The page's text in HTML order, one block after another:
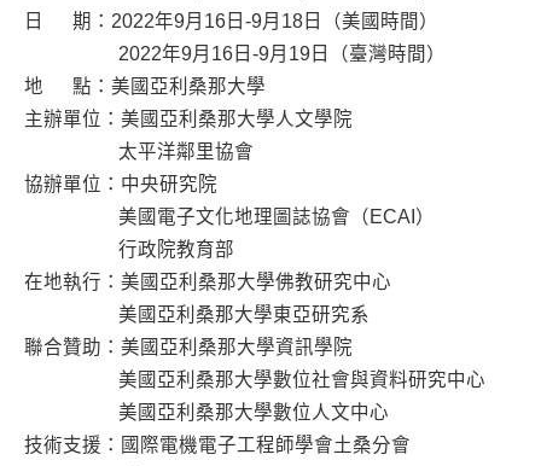
日 期：2022年9月16日-9月18日（美國時間）
2022年9月16日-9月19日（臺灣時間）
地 點：美國亞利桑那大學
主辦單位：美國亞利桑那大學人文學院
太平洋鄰里協會
協辦單位：中央研究院
美國電子文化地理圖誌協會（ECAI）
行政院教育部
在地執行：美國亞利桑那大學佛教研究中心
美國亞利桑那大學東亞研究系
聯合贊助：美國亞利桑那大學資訊學院
美國亞利桑那大學數位社會與資料研究中心
美國亞利桑那大學數位人文中心
技術支援：國際電機電子工程師學會土桑分會